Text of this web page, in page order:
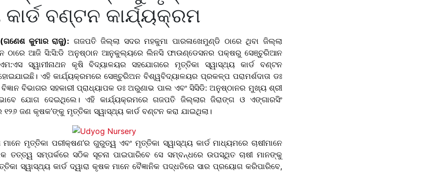
ବଣ୍ଟନ କାର୍ଯ୍ୟକ୍ରମ
କୁମାର ରାଜୁ): ଗଜପତି ଜିଲ୍ଲା ସଦର ମହକୁମା ପାରଳାଖେମୁଣ୍ଡି ଠାରେ ଥିବା ଜିଲ୍ଲା
ଠାରେ ଆଜି ସି:ସି:ଡି ଅନୁଷ୍ଠାନ ଆନୁକୁଲ୍ୟରେ ଲିନସି ଫାଉଣ୍ଡେସନର ପକ୍ଷରୁ ସେଞ୍ଚୁରିଆନ
ସ୍ୱାମୀନାଥନ କୃଷି ବିଦ୍ୟାଳୟର ସହଯୋଗରେ ମୃତ୍ତିକା ସ୍ୱାସ୍ଥ୍ୟ କାର୍ଡ ବଣ୍ଟନ
ଏହି କାର୍ଯ୍ୟକ୍ରମରେ ସେଞ୍ଚୁରିଅନ ବିଶ୍ୱବିଦ୍ୟାଳୟର ପ୍ରକଳ୍ପ ପରାମର୍ଶଦାତା ଡଃ
ବିଭାଗର ସହକାରୀ ପ୍ରାଧ୍ୟାପକ ଡଃ ଅରୁଣାଭ ପାଲ ଏବଂ ସିସିଡି: ଅନୁଷ୍ଠାନର ମୁଖ୍ୟ ଶ୍ରୀ
ଯୋଗ ଦେଇଥିଲେ। ଏହି କାର୍ଯ୍ୟକ୍ରମରେ ଗଜପତି ଜିଲ୍ଲାର ଜିରାଙ୍ଗ ଓ ଏଙ୍ଗାରସିଂ
ଜଣ କୃଷକ’ଙ୍କୁ ମୃତ୍ତିକା ସ୍ୱାସ୍ଥ୍ୟ କାର୍ଡ ବଣ୍ଟନ କରା ଯାଇଥିଲା।
ମୃତ୍ତିକା ପରୀକ୍ଷଣ’ର ଗୁରୁତ୍ୱ ଏବଂ ମୃତ୍ତିକା ସ୍ୱାସ୍ଥ୍ୟ କାର୍ଡ ମାଧ୍ୟମରେ ଚାଷୀମାନେ
ସମ୍ପର୍କରେ ସଠିକ ସୂଚନା ପାଇପାରିବେ ସେ ସମ୍ବନ୍ଧରେ ଉପସ୍ଥିତ ଚାଷୀ ମାନଙ୍କୁ
ସ୍ୱାସ୍ଥ୍ୟ କାର୍ଡ ଦ୍ୱାରା କୃଷକ ମାନେ ବୈଜ୍ଞାନିକ ପଦ୍ଧତିରେ ସାର ପ୍ରୟୋଗ କରିପାରିବେ,